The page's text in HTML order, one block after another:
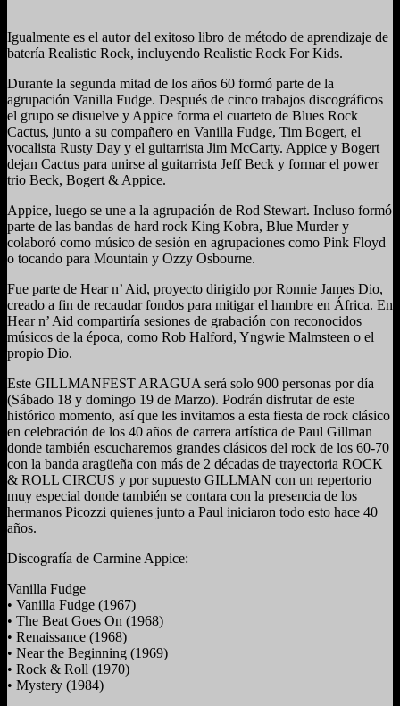
Igualmente es el autor del exitoso libro de método de aprendizaje de
batería Realistic Rock, incluyendo Realistic Rock For Kids.
Durante la segunda mitad de los años 60 formó parte de la
agrupación Vanilla Fudge. Después de cinco trabajos discográficos
el grupo se disuelve y Appice forma el cuarteto de Blues Rock
Cactus, junto a su compañero en Vanilla Fudge, Tim Bogert, el
vocalista Rusty Day y el guitarrista Jim McCarty. Appice y Bogert
dejan Cactus para unirse al guitarrista Jeff Beck y formar el power
trio Beck, Bogert & Appice.
Appice, luego se une a la agrupación de Rod Stewart. Incluso formó
parte de las bandas de hard rock King Kobra, Blue Murder y
colaboró como músico de sesión en agrupaciones como Pink Floyd
o tocando para Mountain y Ozzy Osbourne.
Fue parte de Hear n’ Aid, proyecto dirigido por Ronnie James Dio,
creado a fin de recaudar fondos para mitigar el hambre en África. En
Hear n’ Aid compartiría sesiones de grabación con reconocidos
músicos de la época, como Rob Halford, Yngwie Malmsteen o el
propio Dio.
Este GILLMANFEST ARAGUA será solo 900 personas por día
(Sábado 18 y domingo 19 de Marzo). Podrán disfrutar de este
histórico momento, así que les invitamos a esta fiesta de rock clásico
en celebración de los 40 años de carrera artística de Paul Gillman
donde también escucharemos grandes clásicos del rock de los 60-70
con la banda aragüeña con más de 2 décadas de trayectoria ROCK
& ROLL CIRCUS y por supuesto GILLMAN con un repertorio
muy especial donde también se contara con la presencia de los
hermanos Picozzi quienes junto a Paul iniciaron todo esto hace 40
años.
Discografía de Carmine Appice:
Vanilla Fudge
• Vanilla Fudge (1967)
• The Beat Goes On (1968)
• Renaissance (1968)
• Near the Beginning (1969)
• Rock & Roll (1970)
• Mystery (1984)